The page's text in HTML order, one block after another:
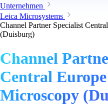
Unternehmen
Leica Microsystems
Channel Partner Specialist
(Duisburg)
Channel
Central
Microscopy